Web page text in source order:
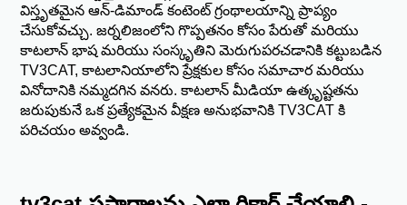
విస్తృతమైన ఆన్-డిమాండ్ కంటెంట్ గ్రంథాలయాన్ని ప్రాప్యం
చేసుకోవచ్చు. జర్నలిజంలోని గొప్పతనం కోసం పేరుతో మరియు
కాటలాన్ భాష మరియు సంస్కృతిని మెరుగుపరచడానికి కట్టుబడిన
TV3CAT, కాటలానియాలోని ప్రేక్షకుల కోసం సమాచార మరియు
వినోదానికి నమ్మదగిన వనరు. కాటలాన్ మీడియా ఉత్కృష్టతను
జరుపుకునే ఒక ప్రత్యేకమైన వీక్షణ అనుభవానికి TV3CAT కి
పరిచయం అవ్వండి.